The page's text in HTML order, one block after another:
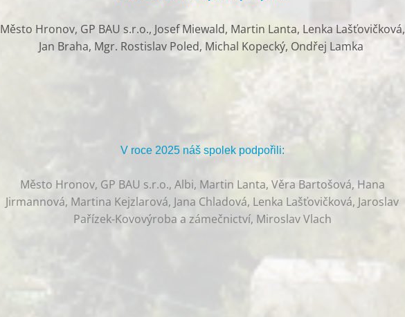
Město Hronov, GP BAU s.r.o., Josef Miewald, Martin Lanta, Lenka Lašťovičková,
Jan Braha, Mgr. Rostislav Poled, Michal Kopecký, Ondřej Lamka
V roce 2025 náš spolek podpořili:
Město Hronov, GP BAU s.r.o., Albi, Martin Lanta, Věra Bartošová, Hana
Jirmannová, Martina Kejzlarová, Jana Chladová, Lenka Lašťovičková, Jaroslav
Pařízek-Kovovýroba a zámečnictví, Miroslav Vlach